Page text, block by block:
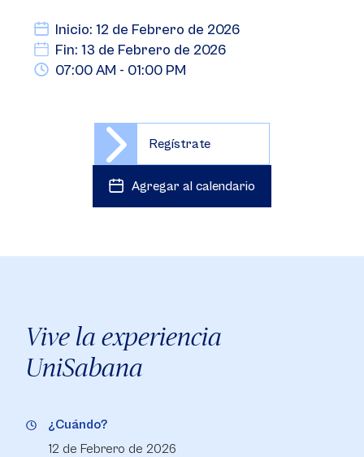
Inicio: 12 de Febrero de 2026
Fin: 13 de Febrero de 2026
07:00 AM - 01:00 PM
Regístrate
Agregar al calendario
Vive la experiencia
UniSabana
¿Cuándo?
12 de Febrero de 2026